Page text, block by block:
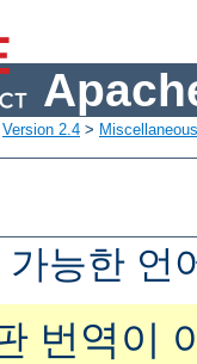
Version 2.4 >
가능한 언
번역이